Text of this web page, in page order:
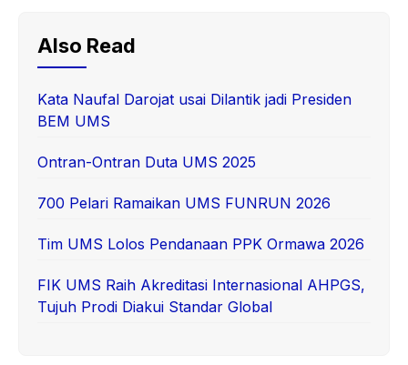
Also Read
Kata Naufal Darojat usai Dilantik jadi Presiden
BEM UMS
Ontran-Ontran Duta UMS 2025
700 Pelari Ramaikan UMS FUNRUN 2026
Tim UMS Lolos Pendanaan PPK Ormawa 2026
FIK UMS Raih Akreditasi Internasional AHPGS,
Tujuh Prodi Diakui Standar Global